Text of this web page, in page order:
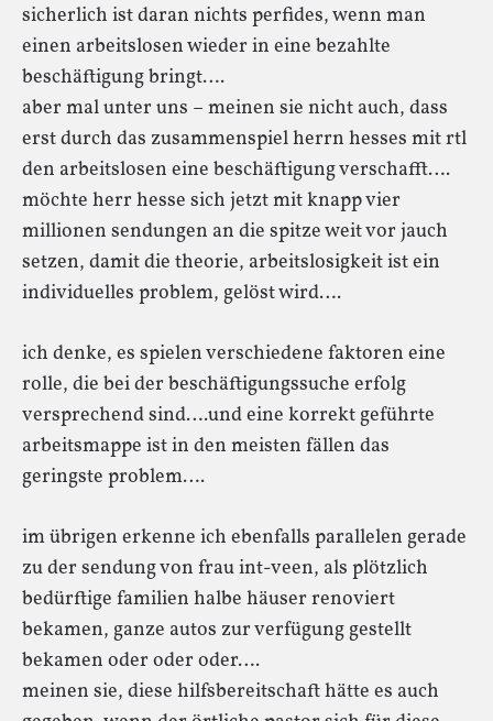
sicherlich ist daran nichts perfides, wenn man
einen arbeitslosen wieder in eine bezahlte
beschäftigung bringt….
aber mal unter uns – meinen sie nicht auch, dass
erst durch das zusammenspiel herrn hesses mit rtl
den arbeitslosen eine beschäftigung verschafft….
möchte herr hesse sich jetzt mit knapp vier
millionen sendungen an die spitze weit vor jauch
setzen, damit die theorie, arbeitslosigkeit ist ein
individuelles problem, gelöst wird….
ich denke, es spielen verschiedene faktoren eine
rolle, die bei der beschäftigungssuche erfolg
versprechend sind….und eine korrekt geführte
arbeitsmappe ist in den meisten fällen das
geringste problem….
im übrigen erkenne ich ebenfalls parallelen gerade
zu der sendung von frau int-veen, als plötzlich
bedürftige familien halbe häuser renoviert
bekamen, ganze autos zur verfügung gestellt
bekamen oder oder oder….
meinen sie, diese hilfsbereitschaft hätte es auch